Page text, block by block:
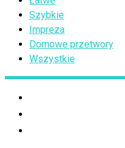
Szybkie
Impreza
Domowe przetwory
Wszystkie